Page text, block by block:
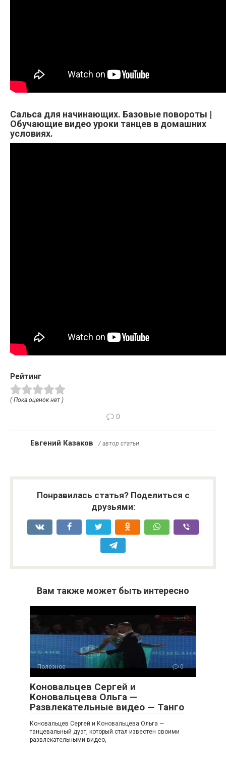
Сальса для начинающих. Базовые повороты |
Обучающие видео уроки танцев в домашних
условиях.
Рейтинг
( Пока оценок нет )
0
Евгений Казаков / автор статьи
Понравилась статья? Поделиться с
друзьями:
Вам также может быть интересно
Полезное 0
Коновальцев Сергей и
Коновальцева Ольга —
Развлекательные видео — Танго
Коновальцев Сергей и Коновальцева Ольга —
танцевальный дуэт, который стал известен своими
развлекательными видео,